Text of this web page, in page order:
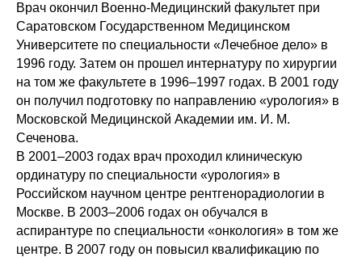
Врач окончил Военно-Медицинский факультет при
Саратовском Государственном Медицинском
Университете по специальности «Лечебное дело» в
1996 году. Затем он прошел интернатуру по хирургии
на том же факультете в 1996–1997 годах. В 2001 году
он получил подготовку по направлению «урология» в
Московской Медицинской Академии им. И. М.
Сеченова.
В 2001–2003 годах врач проходил клиническую
ординатуру по специальности «урология» в
Российском научном центре рентгенорадиологии в
Москве. В 2003–2006 годах он обучался в
аспирантуре по специальности «онкология» в том же
центре. В 2007 году он повысил квалификацию по